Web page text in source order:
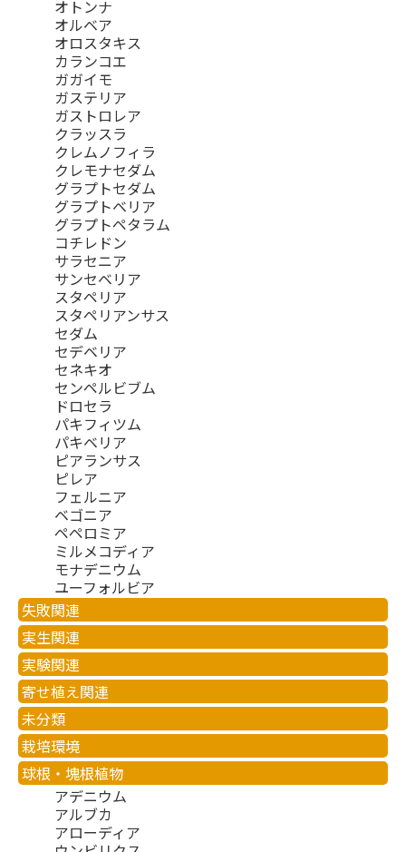
オトンナ
オルベア
オロスタキス
カランコエ
ガガイモ
ガステリア
ガストロレア
クラッスラ
クレムノフィラ
クレモナセダム
グラプトセダム
グラプトベリア
グラプトペタラム
コチレドン
サラセニア
サンセベリア
スタペリア
スタペリアンサス
セダム
セデベリア
セネキオ
センペルビブム
ドロセラ
パキフィツム
パキベリア
ピアランサス
ピレア
フェルニア
ベゴニア
ペペロミア
ミルメコディア
モナデニウム
ユーフォルビア
失敗関連
実生関連
実験関連
寄せ植え関連
未分類
栽培環境
球根・塊根植物
アデニウム
アルブカ
アローディア